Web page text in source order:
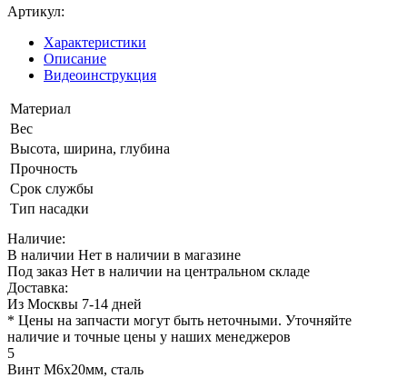
Артикул:
Характеристики
Описание
Видеоинструкция
Материал
Вес
Высота, ширина, глубина
Прочность
Срок службы
Тип насадки
Наличие:
В наличии Нет в наличии в магазине
Под заказ Нет в наличии на центральном складе
Доставка:
Из Москвы 7-14 дней
* Цены на запчасти могут быть неточными. Уточняйте
наличие и точные цены у наших менеджеров
5
Винт М6х20мм, сталь